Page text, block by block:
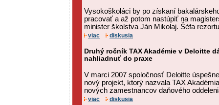
Vysokoškoláci by po získaní
pracovať a až potom nastúpiť na
minister školstva Ján Mikolaj. Šéfa
viac diskusia
Druhý ročník TAX Akadémie v Deloitte
nahliadnuť do praxe
V marci 2007 spoločnosť Deloitte
nový projekt, ktorý nazvala TAX
nových zamestnancov daňového
viac diskusia